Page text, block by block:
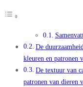
De
kleuren en patronen
De textuur van
patronen van dieren